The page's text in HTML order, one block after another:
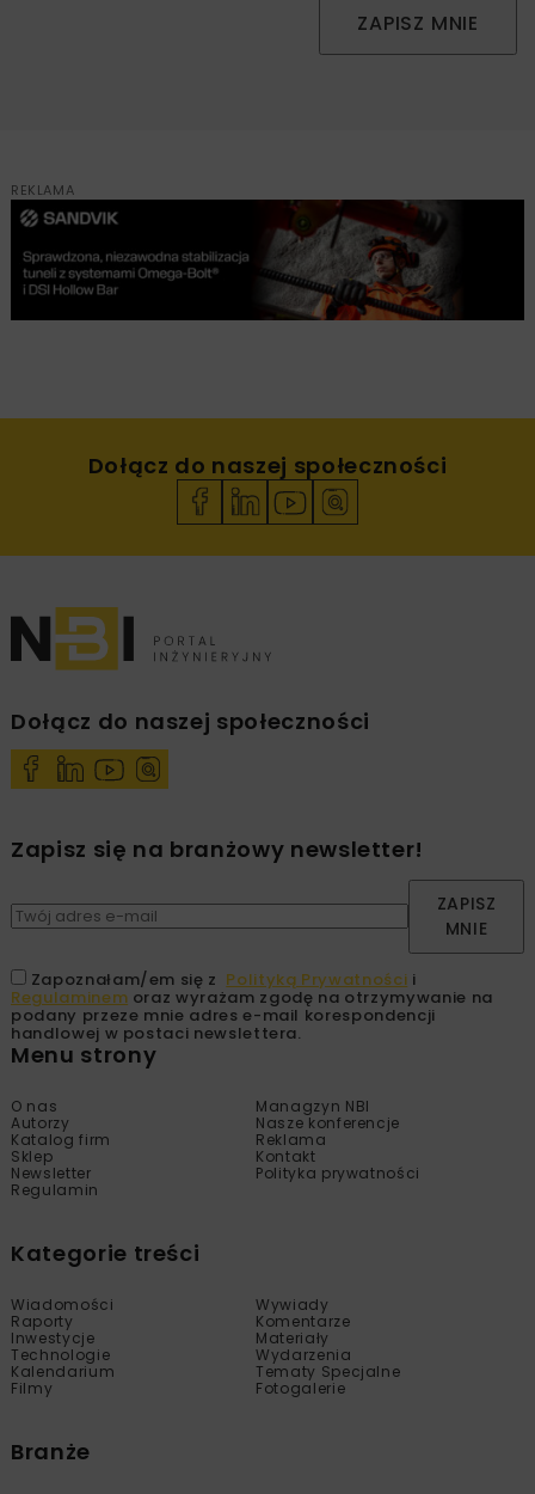
ZAPISZ MNIE
REKLAMA
Dołącz do naszej społeczności
Dołącz do naszej społeczności
Zapisz się na branżowy newsletter!
ZAPISZ
MNIE
Zapoznałam/em się z Polityką Prywatności i
Regulaminem oraz wyrażam zgodę na otrzymywanie na
podany przeze mnie adres e-mail korespondencji
handlowej w postaci newslettera.
Menu strony
O nas
Managzyn NBI
Autorzy
Nasze konferencje
Katalog firm
Reklama
Sklep
Kontakt
Newsletter
Polityka prywatności
Regulamin
Kategorie treści
Wiadomości
Wywiady
Raporty
Komentarze
Inwestycje
Materiały
Technologie
Wydarzenia
Kalendarium
Tematy Specjalne
Filmy
Fotogalerie
Branże